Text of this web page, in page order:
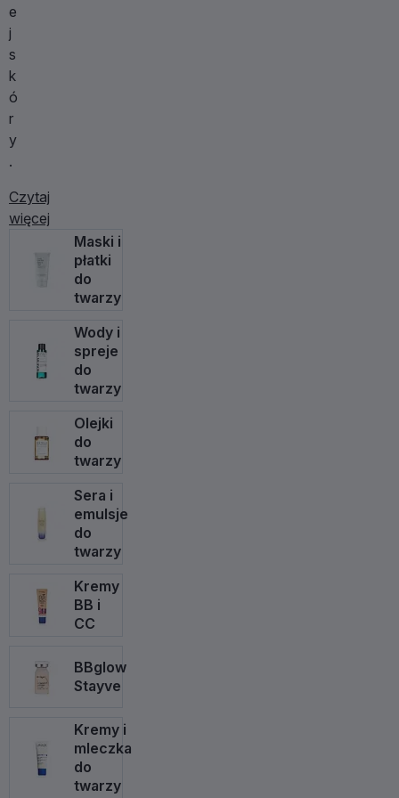
e
j
s
k
ó
r
y
.
Czytaj
więcej
Maski i
płatki
do
twarzy
Wody i
spreje
do
twarzy
Olejki
do
twarzy
Sera i
emulsje
do
twarzy
Kremy
BB i
CC
BBglow
Stayve
Kremy i
mleczka
do
twarzy